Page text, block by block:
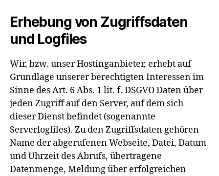
Erhebung von Zugriffsdaten
und Logfiles
Wir, bzw. unser Hostinganbieter, erhebt auf
Grundlage unserer berechtigten Interessen im
Sinne des Art. 6 Abs. 1 lit. f. DSGVO Daten über
jeden Zugriff auf den Server, auf dem sich
dieser Dienst befindet (sogenannte
Serverlogfiles). Zu den Zugriffsdaten gehören
Name der abgerufenen Webseite, Datei, Datum
und Uhrzeit des Abrufs, übertragene
Datenmenge, Meldung über erfolgreichen